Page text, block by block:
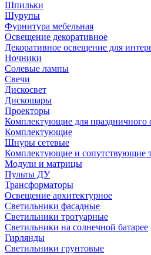
Шпильки
Шурупы
Фурнитура мебельная
Освещение декоративное
Декоративное освещение для
Ночники
Солевые лампы
Свечи
Дискосвет
Дискошары
Проекторы
Комплектующие для праздничного
Комплектующие
Шнуры сетевые
Комплектующие и сопутствующие
Модули и матрицы
Пульты ДУ
Трансформаторы
Освещение архитектурное
Светильники фасадные
Светильники тротуарные
Светильники на солнечной батарее
Гирлянды
Светильники грунтовые